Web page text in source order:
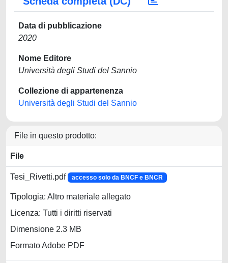
Data di pubblicazione
2020
Nome Editore
Università degli Studi del Sannio
Collezione di appartenenza
Università degli Studi del Sannio
File in questo prodotto:
File
Tesi_Rivetti.pdf accesso solo da BNCF e BNCR
Tipologia: Altro materiale allegato
Licenza: Tutti i diritti riservati
Dimensione 2.3 MB
Formato Adobe PDF